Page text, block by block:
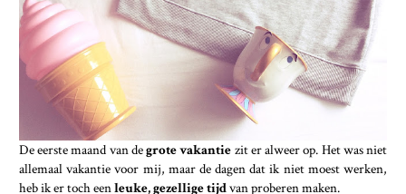
De eerste maand van degrote vakantie zit er alweer op. Het was niet
allemaal vakantie voor mij, maar de dagen dat ik niet moest werken,
heb ik er toch eenleuke, gezellige tijdvan proberen maken.